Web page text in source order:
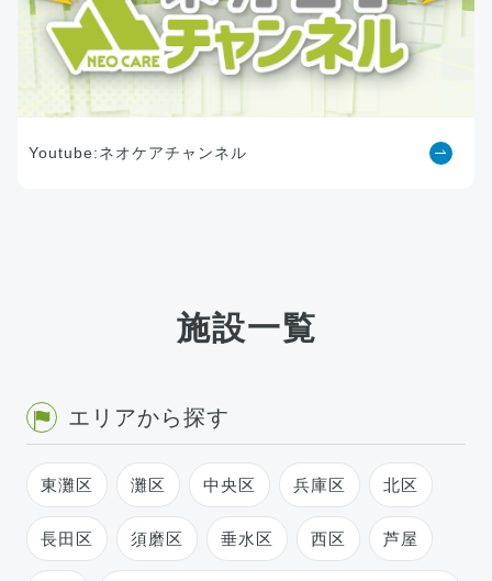
Youtube:ネオケアチャンネル
施設一覧
エリアから探す
東灘区 灘区 中央区 兵庫区 北区
長田区 須磨区 垂水区 西区 芦屋